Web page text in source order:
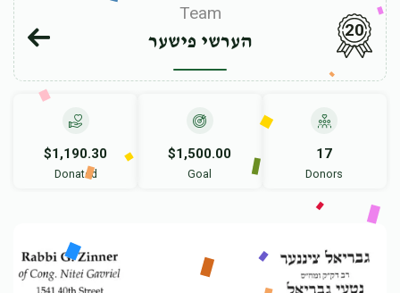
Team
הערשי פישער
20
$1,190.30
Donated
$1,500.00
Goal
17
Donors